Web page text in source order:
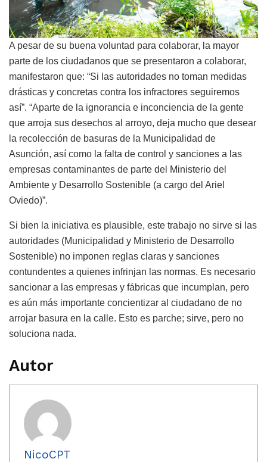
A pesar de su buena voluntad para colaborar, la mayor
parte de los ciudadanos que se presentaron a colaborar,
manifestaron que: “Si las autoridades no toman medidas
drásticas y concretas contra los infractores seguiremos
así”. “Aparte de la ignorancia e inconciencia de la gente
que arroja sus desechos al arroyo, deja mucho que desear
la recolección de basuras de la Municipalidad de
Asunción, así como la falta de control y sanciones a las
empresas contaminantes de parte del Ministerio del
Ambiente y Desarrollo Sostenible (a cargo del Ariel
Oviedo)”.
Si bien la iniciativa es plausible, este trabajo no sirve si las
autoridades (Municipalidad y Ministerio de Desarrollo
Sostenible) no imponen reglas claras y sanciones
contundentes a quienes infrinjan las normas. Es necesario
sancionar a las empresas y fábricas que incumplan, pero
es aún más importante concientizar al ciudadano de no
arrojar basura en la calle. Esto es parche; sirve, pero no
soluciona nada.
Autor
NicoCPT